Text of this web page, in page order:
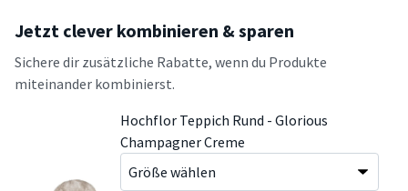
Jetzt clever kombinieren & sparen
Sichere dir zusätzliche Rabatte, wenn du Produkte
miteinander kombinierst.
Hochflor Teppich Rund - Glorious
Champagner Creme